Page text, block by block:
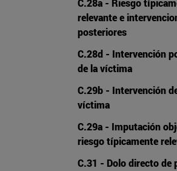
C.28a - Riesgo
relevante e
posteriores
C.28d - Intervención
de la víctima
C.29b - Intervención
víctima
C.29a - Imputación
riesgo típicamente
C.31 - Dolo directo de